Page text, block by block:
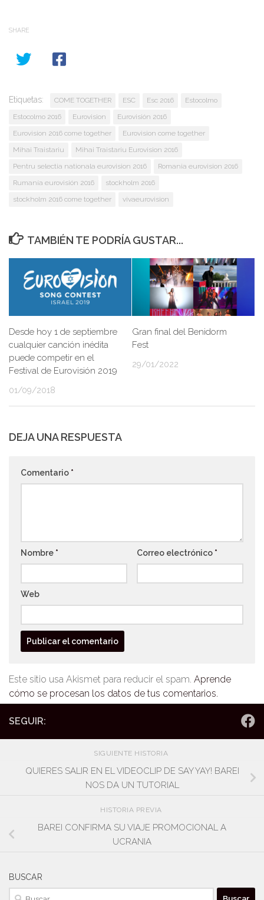
SHARE
Etiquetas: COME TOGETHER ESC Esc 2016
Estocolmo
Estocolmo 2016
Eurovision
Eurovisión 2016
Eurovision 2016 come together
Eurovision come together
Mihai Traistariu
Mihai Traistariu Eurovision 2016
Pentru selectia nationala eurovision 2016
Romania eurovision 2016
Rumanía eurovisión 2016
stockholm 2016
stockholm 2016 come together
vivaeurovision
TAMBIÉN TE PODRÍA GUSTAR...
Desde hoy 1 de septiembre
cualquier canción inédita
puede competir en el
Festival de Eurovisión 2019
01/09/2018
Gran final del Benidorm
Fest
29/01/2022
DEJA UNA RESPUESTA
Comentario *
Nombre * Correo electrónico *
Web
Este sitio usa Akismet para reducir el spam. Aprende
cómo se procesan los datos de tus comentarios.
SEGUIR:
SIGUIENTE HISTORIA
QUIERES SALIR EN EL VIDEOCLIP DE SAY YAY! BAREI
NOS DA UN TUTORIAL
HISTORIA PREVIA
BAREI CONFIRMA SU VIAJE PROMOCIONAL A
UCRANIA
BUSCAR
Buscar: